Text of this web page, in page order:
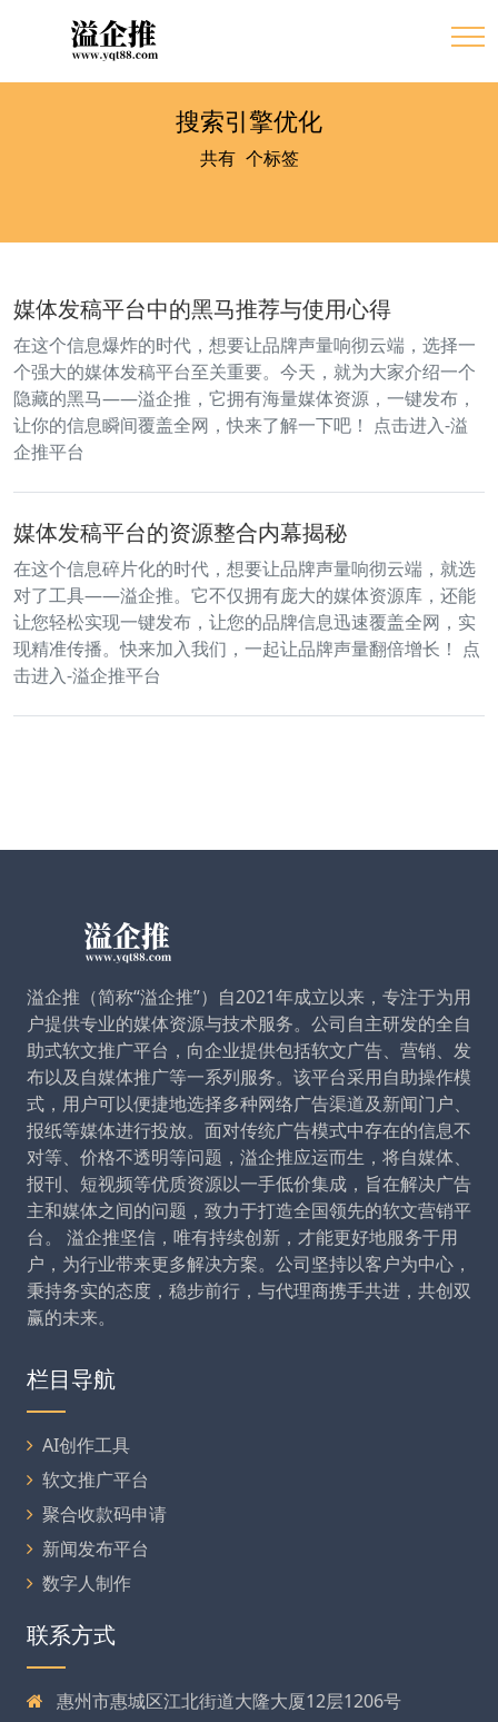
搜索引擎优化
共有2 个标签
媒体发稿平台中的黑马推荐与使用心得
在这个信息爆炸的时代，想要让品牌声量响彻云端，选择一
个强大的媒体发稿平台至关重要。今天，就为大家介绍一个
隐藏的黑马——溢企推，它拥有海量媒体资源，一键发布，
让你的信息瞬间覆盖全网，快来了解一下吧！ 点击进入-溢
企推平台
媒体发稿平台的资源整合内幕揭秘
在这个信息碎片化的时代，想要让品牌声量响彻云端，就选
对了工具——溢企推。它不仅拥有庞大的媒体资源库，还能
让您轻松实现一键发布，让您的品牌信息迅速覆盖全网，实
现精准传播。快来加入我们，一起让品牌声量翻倍增长！ 点
击进入-溢企推平台
溢企推（简称“溢企推”）自2021年成立以来，专注于为用
户提供专业的媒体资源与技术服务。公司自主研发的全自
助式软文推广平台，向企业提供包括软文广告、营销、发
布以及自媒体推广等一系列服务。该平台采用自助操作模
式，用户可以便捷地选择多种网络广告渠道及新闻门户、
报纸等媒体进行投放。面对传统广告模式中存在的信息不
对等、价格不透明等问题，溢企推应运而生，将自媒体、
报刊、短视频等优质资源以一手低价集成，旨在解决广告
主和媒体之间的问题，致力于打造全国领先的软文营销平
台。 溢企推坚信，唯有持续创新，才能更好地服务于用
户，为行业带来更多解决方案。公司坚持以客户为中心，
秉持务实的态度，稳步前行，与代理商携手共进，共创双
赢的未来。
栏目导航
AI创作工具
软文推广平台
聚合收款码申请
新闻发布平台
数字人制作
联系方式
惠州市惠城区江北街道大隆大厦12层1206号